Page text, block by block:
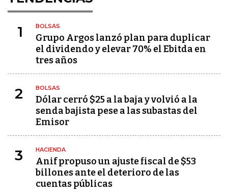
1 BOLSAS
Grupo Argos lanzó plan para duplicar
el dividendo y elevar 70% el Ebitda en
tres años
2 BOLSAS
Dólar cerró $25 a la baja y volvió a la
senda bajista pese a las subastas del
Emisor
3 HACIENDA
Anif propuso un ajuste fiscal de $53
billones ante el deterioro de las
cuentas públicas